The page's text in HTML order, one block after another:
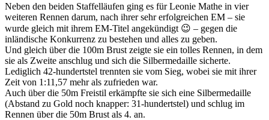
Neben den beiden Staffelläufen ging es für Leonie Mathe in vier
weiteren Rennen darum, nach ihrer sehr erfolgreichen EM – sie
wurde gleich mit ihrem EM-Titel angekündigt 😉 – gegen die
inländische Konkurrenz zu bestehen und alles zu geben.
Und gleich über die 100m Brust zeigte sie ein tolles Rennen, in dem
sie als Zweite anschlug und sich die Silbermedaille sicherte.
Lediglich 42-hundertstel trennten sie vom Sieg, wobei sie mit ihrer
Zeit von 1:11,57 mehr als zufrieden war.
Auch über die 50m Freistil erkämpfte sie sich eine Silbermedaille
(Abstand zu Gold noch knapper: 31-hundertstel) und schlug im
Rennen über die 50m Brust als 4. an.